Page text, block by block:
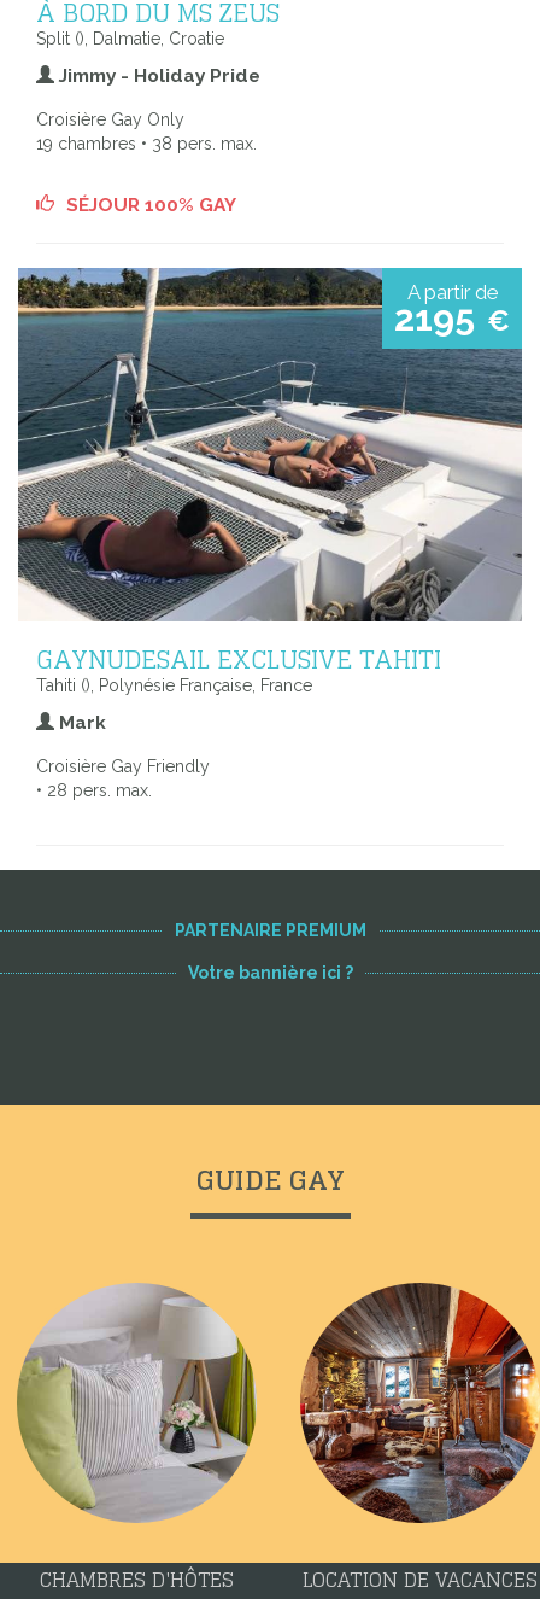
À BORD DU MS ZEUS
Split (), Dalmatie, Croatie
Jimmy - Holiday Pride
Croisière Gay Only
19 chambres • 38 pers. max.
SÉJOUR 100% GAY
A partir de
2195 €
GAYNUDESAIL EXCLUSIVE TAHITI
Tahiti (), Polynésie Française, France
Mark
Croisière Gay Friendly
• 28 pers. max.
PARTENAIRE PREMIUM
Votre bannière ici ?
GUIDE GAY
CHAMBRES D'HÔTES LOCATION DE VACANCES